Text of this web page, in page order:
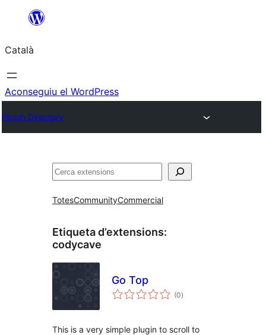
contingut
Català
Aconseguiu el WordPress
Plugin Directory
Cerca
TotesCommunityCommercial
Etiqueta d’extensions:
codycave
Go Top
(0puntuacions
totals
)
This is a very simple plugin to scroll to